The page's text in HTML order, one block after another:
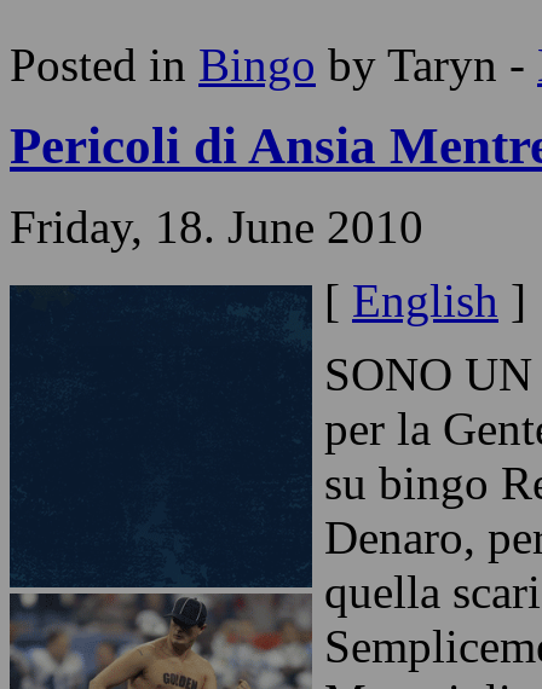
Posted in Bingo by Taryn -
Pericoli di Ansia
Friday, 18. June 2010
[ English ]
SONO
per la
su bingo
Denaro,
quella